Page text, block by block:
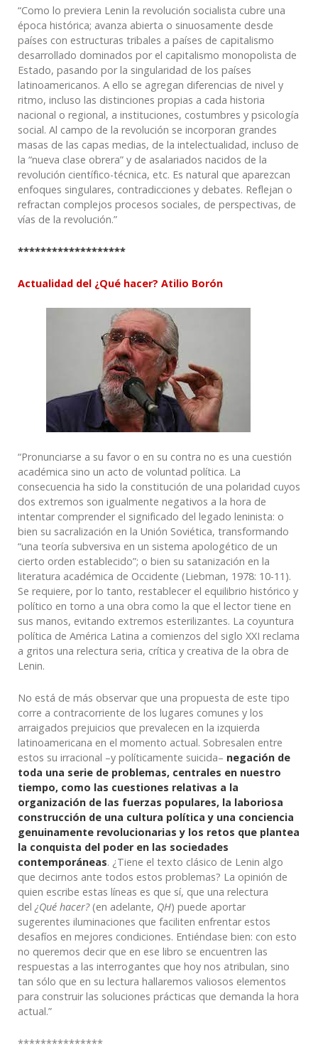
“Como lo previera Lenin la revolución socialista cubre una
época histórica; avanza abierta o sinuosamente desde
países con estructuras tribales a países de capitalismo
desarrollado dominados por el capitalismo monopolista de
Estado, pasando por la singularidad de los países
latinoamericanos. A ello se agregan diferencias de nivel y
ritmo, incluso las distinciones propias a cada historia
nacional o regional, a instituciones, costumbres y psicología
social. Al campo de la revolución se incorporan grandes
masas de las capas medias, de la intelectualidad, incluso de
la “nueva clase obrera” y de asalariados nacidos de la
revolución científico-técnica, etc. Es natural que aparezcan
enfoques singulares, contradicciones y debates. Reflejan o
refractan complejos procesos sociales, de perspectivas, de
vías de la revolución.”
*******************
Actualidad del ¿Qué hacer? Atilio Borón
“Pronunciarse a su favor o en su contra no es una cuestión
académica sino un acto de voluntad política. La
consecuencia ha sido la constitución de una polaridad cuyos
dos extremos son igualmente negativos a la hora de
intentar comprender el significado del legado leninista: o
bien su sacralización en la Unión Soviética, transformando
“una teoría subversiva en un sistema apologético de un
cierto orden establecido”; o bien su satanización en la
literatura académica de Occidente (Liebman, 1978: 10-11).
Se requiere, por lo tanto, restablecer el equilibrio histórico y
político en torno a una obra como la que el lector tiene en
sus manos, evitando extremos esterilizantes. La coyuntura
política de América Latina a comienzos del siglo XXI reclama
a gritos una relectura seria, crítica y creativa de la obra de
Lenin.
No está de más observar que una propuesta de este tipo
corre a contracorriente de los lugares comunes y los
arraigados prejuicios que prevalecen en la izquierda
latinoamericana en el momento actual. Sobresalen entre
estos su irracional –y políticamente suicida– negación de
toda una serie de problemas, centrales en nuestro
tiempo, como las cuestiones relativas a la
organización de las fuerzas populares, la laboriosa
construcción de una cultura política y una conciencia
genuinamente revolucionarias y los retos que plantea
la conquista del poder en las sociedades
contemporáneas. ¿Tiene el texto clásico de Lenin algo
que decirnos ante todos estos problemas? La opinión de
quien escribe estas líneas es que sí, que una relectura
del ¿Qué hacer? (en adelante, QH) puede aportar
sugerentes iluminaciones que faciliten enfrentar estos
desafíos en mejores condiciones. Entiéndase bien: con esto
no queremos decir que en ese libro se encuentren las
respuestas a las interrogantes que hoy nos atribulan, sino
tan sólo que en su lectura hallaremos valiosos elementos
para construir las soluciones prácticas que demanda la hora
actual.”